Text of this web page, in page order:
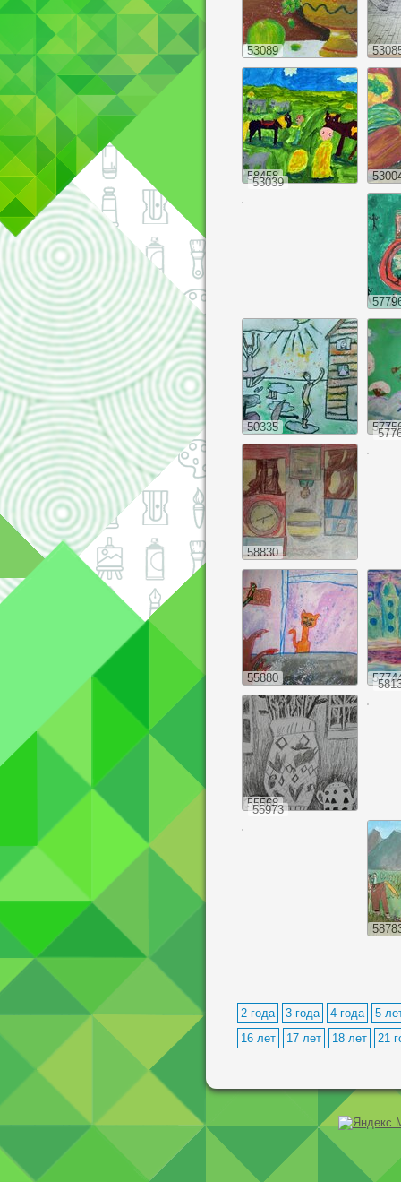
53089
58458
53039
50335
58830
55880
55568
55973
2 года 3 года 4 года
5
16 лет
17 лет 18 лет 21